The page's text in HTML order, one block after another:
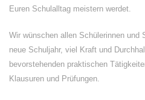
Euren Schulalltag meistern werdet.
Wir wünschen allen Schülerinnen und
neue Schuljahr, viel Kraft und
bevorstehenden praktischen
Klausuren und Prüfungen.